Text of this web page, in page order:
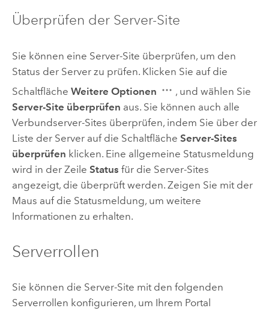
Überprüfen der Server-Site
Sie können eine Server-Site überprüfen, um den
Status der Server zu prüfen. Klicken Sie auf die
Schaltfläche Weitere Optionen
, und wählen Sie
Server-Site überprüfen aus. Sie können auch alle
Verbundserver-Sites überprüfen, indem Sie über der
Liste der Server auf die Schaltfläche Server-Sites
überprüfen klicken. Eine allgemeine Statusmeldung
wird in der Zeile Status für die Server-Sites
angezeigt, die überprüft werden. Zeigen Sie mit der
Maus auf die Statusmeldung, um weitere
Informationen zu erhalten.
Serverrollen
Sie können die Server-Site mit den folgenden
Serverrollen konfigurieren, um Ihrem Portal